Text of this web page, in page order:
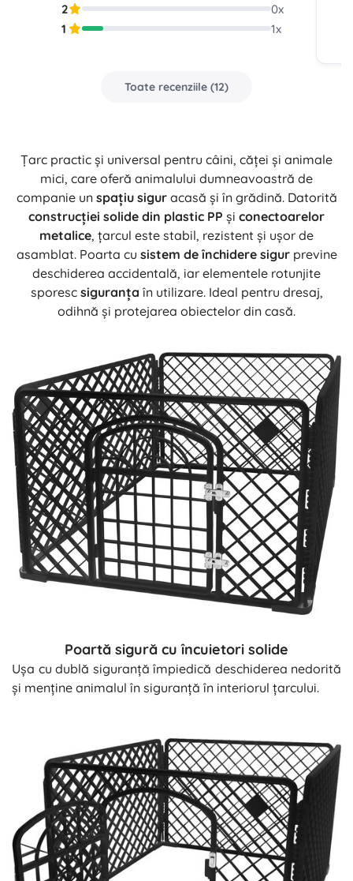
2
0x
1
1x
Toate recenziile (12)
Țarc practic și universal pentru câini, căței și animale
mici, care oferă animalului dumneavoastră de
companie un spațiu siguracasă și în grădină. Datorită
construcției solide din plastic PP și conectoarelor
metalice, țarcul este stabil, rezistent și ușor de
asamblat. Poarta cu sistem de închidere sigurprevine
deschiderea accidentală, iar elementele rotunjite
sporesc siguranța în utilizare. Ideal pentru dresaj,
odihnă și protejarea obiectelor din casă.
Poartă sigură cu încuietori solide
Ușa cu dublă siguranță împiedică deschiderea nedorită
și menține animalul în siguranță în interiorul țarcului.